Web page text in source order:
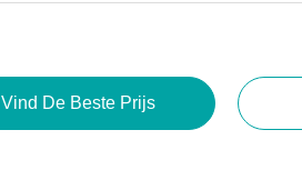
Vind De Beste Prijs